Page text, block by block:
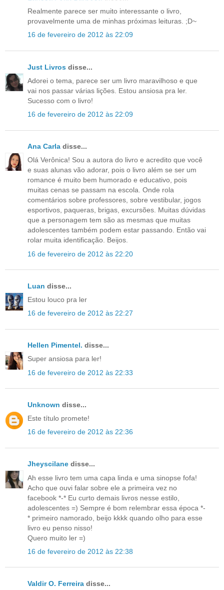
Realmente parece ser muito interessante o livro,
provavelmente uma de minhas próximas leituras. ;D~
16 de fevereiro de 2012 às 22:09
Just Livros disse...
Adorei o tema, parece ser um livro maravilhoso e que
vai nos passar várias lições. Estou ansiosa pra ler.
Sucesso com o livro!
16 de fevereiro de 2012 às 22:09
Ana Carla disse...
Olá Verônica! Sou a autora do livro e acredito que você
e suas alunas vão adorar, pois o livro além se ser um
romance é muito bem humorado e educativo, pois
muitas cenas se passam na escola. Onde rola
comentários sobre professores, sobre vestibular, jogos
esportivos, paqueras, brigas, excursões. Muitas dúvidas
que a personagem tem são as mesmas que muitas
adolescentes também podem estar passando. Então vai
rolar muita identificação. Beijos.
16 de fevereiro de 2012 às 22:20
Luan disse...
Estou louco pra ler
16 de fevereiro de 2012 às 22:27
Hellen Pimentel. disse...
Super ansiosa para ler!
16 de fevereiro de 2012 às 22:33
Unknown disse...
Este título promete!
16 de fevereiro de 2012 às 22:36
Jheyscilane disse...
Ah esse livro tem uma capa linda e uma sinopse fofa!
Acho que ouvi falar sobre ele a primeira vez no
facebook *-* Eu curto demais livros nesse estilo,
adolescentes =) Sempre é bom relembrar essa época *-
* primeiro namorado, beijo kkkk quando olho para esse
livro eu penso nisso!
Quero muito ler =)
16 de fevereiro de 2012 às 22:38
Valdir O. Ferreira disse...